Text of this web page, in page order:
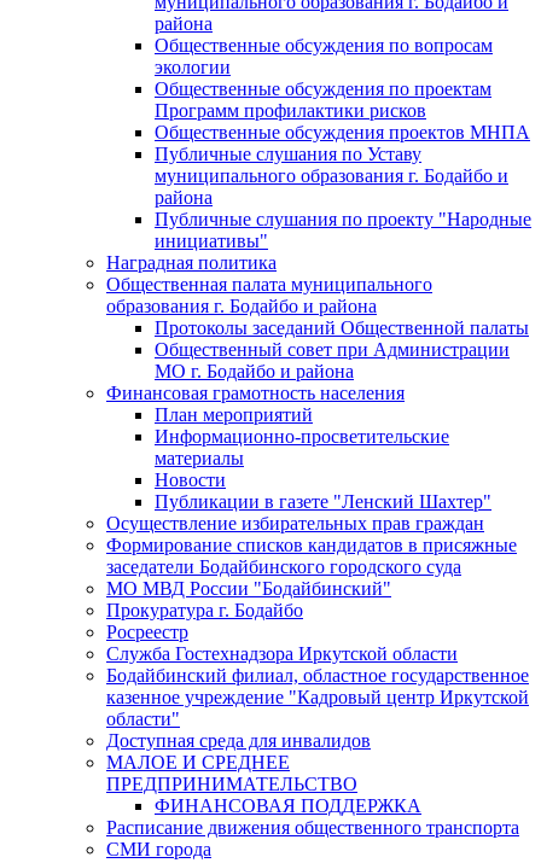
района
Общественные обсуждения по вопросам
экологии
Общественные обсуждения по проектам
Программ профилактики рисков
Общественные обсуждения проектов МНПА
Публичные слушания по Уставу
муниципального образования г. Бодайбо и
района
Публичные слушания по проекту "Народные
инициативы"
Наградная политика
Общественная палата муниципального
образования г. Бодайбо и района
Протоколы заседаний Общественной палаты
Общественный совет при Администрации
МО г. Бодайбо и района
Финансовая грамотность населения
План мероприятий
Информационно-просветительские
материалы
Новости
Публикации в газете "Ленский Шахтер"
Осуществление избирательных прав граждан
Формирование списков кандидатов в присяжные
заседатели Бодайбинского городского суда
МО МВД России "Бодайбинский"
Прокуратура г. Бодайбо
Росреестр
Служба Гостехнадзора Иркутской области
Бодайбинский филиал, областное государственное
казенное учреждение "Кадровый центр Иркутской
области"
Доступная среда для инвалидов
МАЛОЕ И СРЕДНЕЕ
ПРЕДПРИНИМАТЕЛЬСТВО
ФИНАНСОВАЯ ПОДДЕРЖКА
Расписание движения общественного транспорта
СМИ города